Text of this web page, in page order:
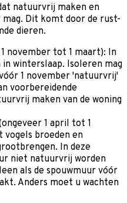
natuurvrij maken en
Dit komt door de rust-
dieren.
november tot 1 maart): In
winterslaap. Isoleren mag
1 november 'natuurvrij'
voorbereidende
maken van de woning
1 april tot 1
vogels broeden en
In deze
niet natuurvrij worden
als de spouwmuur vóór
Anders moet u wachten